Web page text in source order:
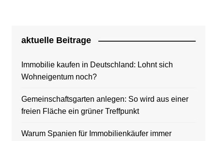
aktuelle Beitrage
Immobilie kaufen in Deutschland: Lohnt sich
Wohneigentum noch?
Gemeinschaftsgarten anlegen: So wird aus einer
freien Fläche ein grüner Treffpunkt
Warum Spanien für Immobilienkäufer immer